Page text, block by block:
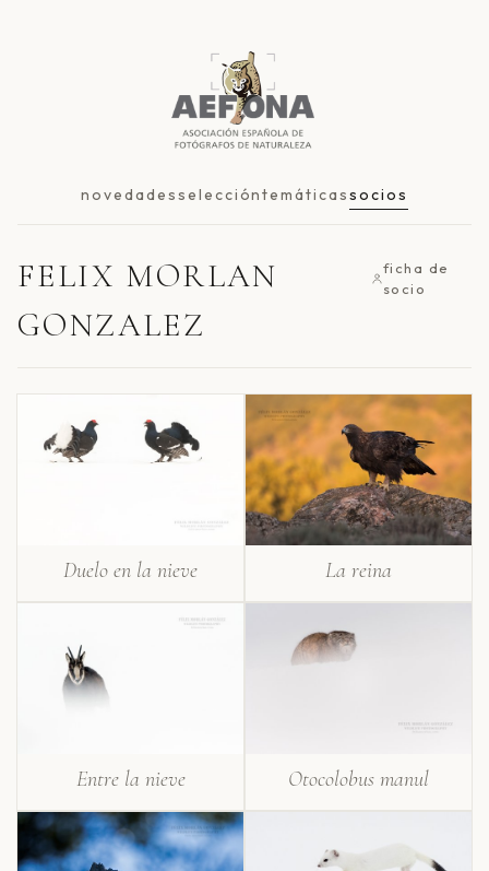
novedadesseleccióntemáticassocios
FELIX MORLAN
GONZALEZ
ficha de
socio
Duelo en la nieve La reina
Entre la nieve Otocolobus manul